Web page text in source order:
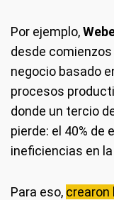
Por ejemplo,
desde
negocio basado
procesos
donde un tercio
pierde: el 40% de
ineficiencias en
Para eso, crearon